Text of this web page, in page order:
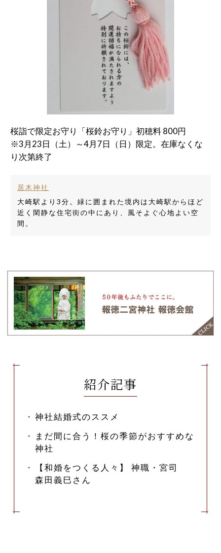
桜詣で限定お守り「桜鈴お守り」初穂料 800円
※3月23日（土）～4月7日（日）限定。在庫なくな
り次第終了
居木神社
大崎駅より3分。緑に囲まれた境内は大崎駅からほど
近く閑静な住宅街の中にあり、風そよぐ心地よい空
間。
紹介記事
神社結婚式のススメ
まだ間に合う！桜の季節がおすすめな
神社
【和婚をつくる人々】 神職・宮司
森田義巳さん